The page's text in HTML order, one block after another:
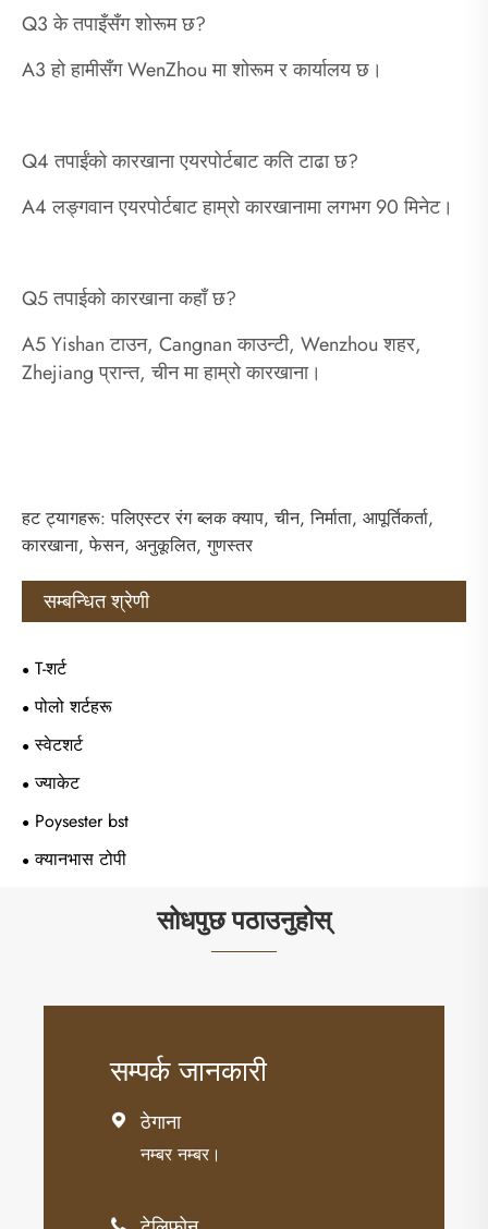
Q3 के तपाइँसँग शोरूम छ?
A3 हो हामीसँग WenZhou मा शोरूम र कार्यालय छ।
Q4 तपाईंको कारखाना एयरपोर्टबाट कति टाढा छ?
A4 लङ्गवान एयरपोर्टबाट हाम्रो कारखानामा लगभग 90 मिनेट।
Q5 तपाईको कारखाना कहाँ छ?
A5 Yishan टाउन, Cangnan काउन्टी, Wenzhou शहर,
Zhejiang प्रान्त, चीन मा हाम्रो कारखाना।
हट ट्यागहरू: पलिएस्टर रंग ब्लक क्याप, चीन, निर्माता, आपूर्तिकर्ता,
कारखाना, फेसन, अनुकूलित, गुणस्तर
सम्बन्धित श्रेणी
T-शर्ट
पोलो शर्टहरू
स्वेटशर्ट
ज्याकेट
Poysester bst
क्यानभास टोपी
सोधपुछ पठाउनुहोस्
सम्पर्क जानकारी
 ठेगाना
नम्बर नम्बर।
